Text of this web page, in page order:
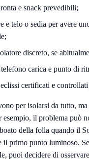
e snack prevedibili;
e telo o sedia per avere
discreto, se
carica e punto di
certificati e
per isolarsi da tutto, ma
esempio, il problema può
della folla quando il
il primo punto luminoso.
puoi decidere di